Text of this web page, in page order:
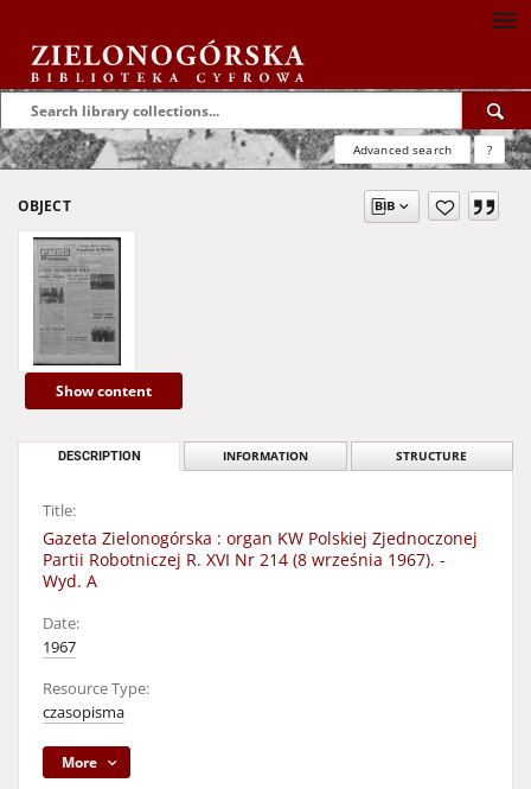
Advanced search ?
OBJECT
Show content
DESCRIPTION INFORMATION STRUCTURE
Title:
Gazeta Zielonogórska : organ KW Polskiej Zjednoczonej
Partii Robotniczej R. XVI Nr 214 (8 września 1967). -
Wyd. A
Date:
1967
Resource Type:
czasopisma
More